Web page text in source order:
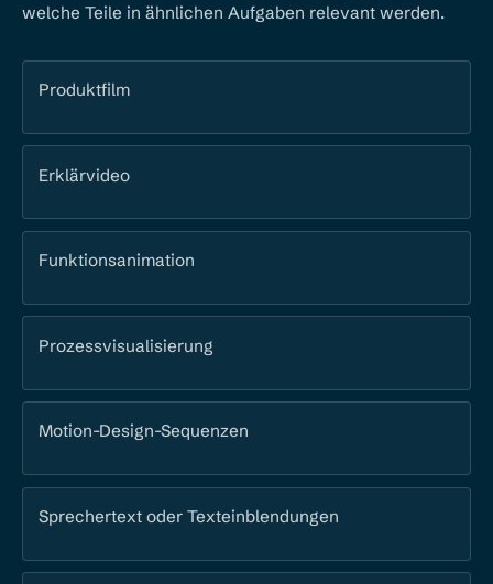
welche Teile in ähnlichen Aufgaben relevant werden.
Produktfilm
Erklärvideo
Funktionsanimation
Prozessvisualisierung
Motion-Design-Sequenzen
Sprechertext oder Texteinblendungen